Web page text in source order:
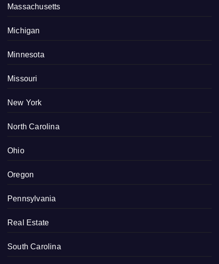
Massachusetts
Michigan
Minnesota
Missouri
New York
North Carolina
Ohio
Oregon
Pennsylvania
Real Estate
South Carolina